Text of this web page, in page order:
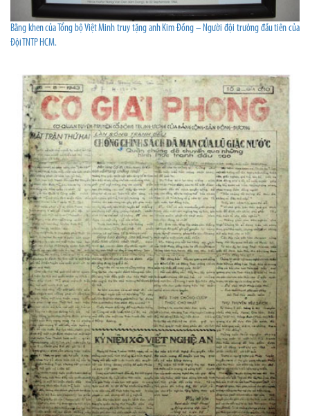
Bằng khen của Tổng bộ Việt Minh truy tặng anh Kim Đồng – Người đội trưởng đầu tiên của
Đội TNTP HCM.